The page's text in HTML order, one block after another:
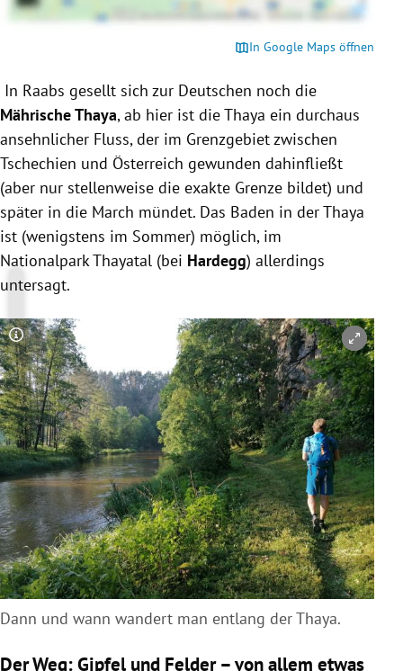
In Google Maps öffnen
In Raabs gesellt sich zur Deutschen noch die
Mährische Thaya, ab hier ist die Thaya ein durchaus
ansehnlicher Fluss, der im Grenzgebiet zwischen
Tschechien und Österreich gewunden dahinfließt
(aber nur stellenweise die exakte Grenze bildet) und
später in die March mündet. Das Baden in der Thaya
ist (wenigstens im Sommer) möglich, im
Nationalpark Thayatal (bei Hardegg) allerdings
untersagt.
Copyright-Hinweis öffnen/schließen
Dann und wann wandert man entlang der Thaya.
Der Weg: Gipfel und Felder – von allem etwas